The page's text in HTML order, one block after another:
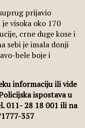
prijavio
visoka oko 170
crne duge kose i
sebi je imala donji
bele boje i
informaciju ili vide
ispostava u
011- 28 18 001 ili na
357